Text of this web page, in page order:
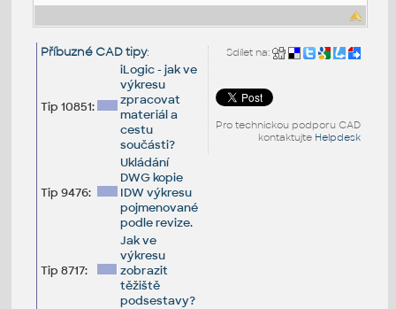
Sdílet na:
Pro technickou podporu CAD
kontaktujte Helpdesk
Příbuzné CAD tipy:
Tip 10851:
iLogic - jak ve
výkresu
zpracovat
materiál a
cestu
součásti?
Tip 9476:
Ukládání
DWG kopie
IDW výkresu
pojmenované
podle revize.
Tip 8717:
Jak ve
výkresu
zobrazit
těžiště
podsestavy?